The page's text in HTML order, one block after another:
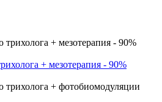
+ мезотерапия - 90%